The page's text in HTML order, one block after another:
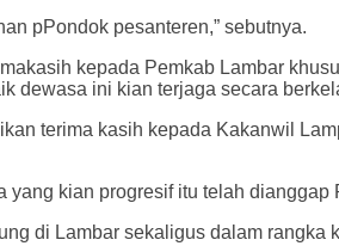
pPondok pesanteren,” sebutnya.
kepada Pemkab Lambar
dewasa ini kian terjaga secara
terima kasih kepada Kakanwil
kian progresif itu telah
di Lambar sekaligus dalam